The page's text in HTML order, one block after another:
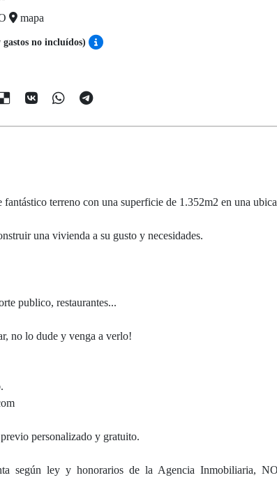
mapa
gastos no incluídos)
fantástico terreno con una superficie de 1.352m2 en una
una vivienda a su gusto y necesidades.
publico, restaurantes...
no lo dude y venga a verlo!
personalizado y gratuito.
según ley y honorarios de la Agencia Inmobiliaria,